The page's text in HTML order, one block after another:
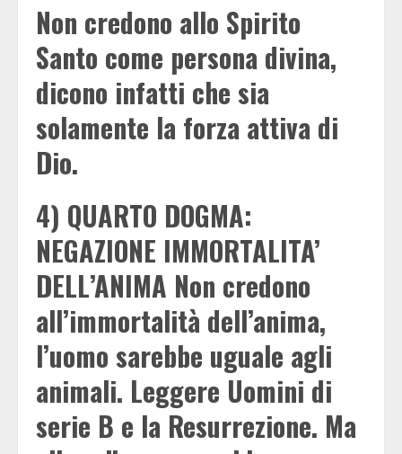
Non credono allo Spirito
Santo come persona divina,
dicono infatti che sia
solamente la forza attiva di
Dio.
4) QUARTO DOGMA:
NEGAZIONE IMMORTALITA’
DELL’ANIMA Non credono
all’immortalità dell’anima,
l’uomo sarebbe uguale agli
animali. Leggere Uomini di
serie B e la Resurrezione. Ma